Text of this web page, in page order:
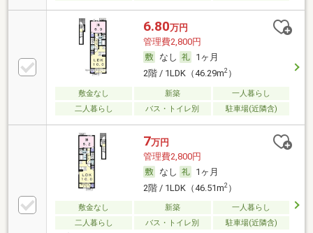
6.80万円
管理費2,800円
なし
1ヶ月
2階 / 1LDK（46.29m2）
敷金なし 新築
一人暮らし
二人暮らし
バス・トイレ別 駐車場(近隣含)
7万円
管理費2,800円
なし
1ヶ月
2階 / 1LDK（46.51m2）
敷金なし 新築
一人暮らし
二人暮らし
バス・トイレ別 駐車場(近隣含)